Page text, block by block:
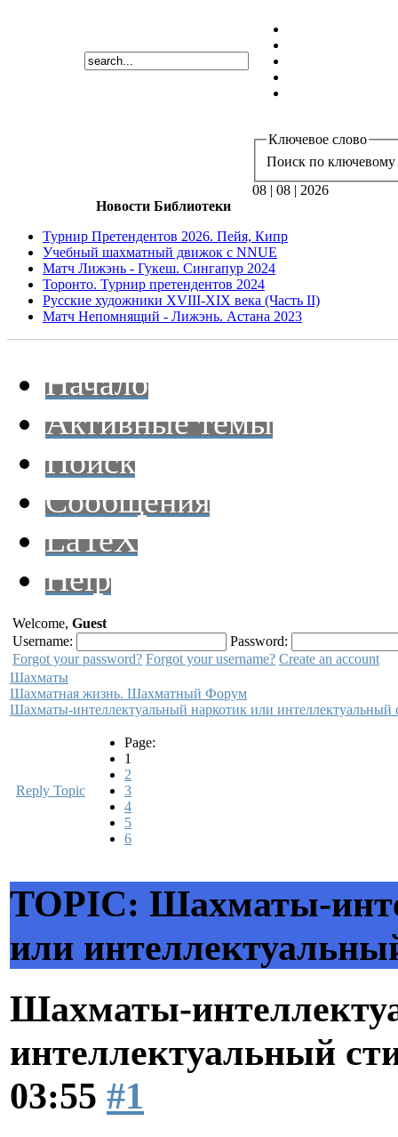
Ключевое слово
Поиск по ключевому
08 | 08 | 2026
Новости Библиотеки
Турнир Претендентов 2026. Пейя, Кипр
Учебный шахматный движок с NNUE
Матч Лижэнь - Гукеш. Сингапур 2024
Торонто. Турнир претендентов 2024
Русские художники XVIII-XIX века (Часть II)
Матч Непомнящий - Лижэнь. Астана 2023
Начало
Активные темы
Поиск
Сообщения
LaTeX
Help
Welcome, Guest
Username:
Password:
Forgot your password? Forgot your username? Create an account
Шахматы
Шахматная жизнь. Шахматный Форум
Шахматы-интеллектуальный наркотик или интеллектуальный
Reply Topic
Page:
1
2
3
4
5
6
TOPIC: Шахматы-
или
Шахматы-
интеллектуальный
03:55 #1